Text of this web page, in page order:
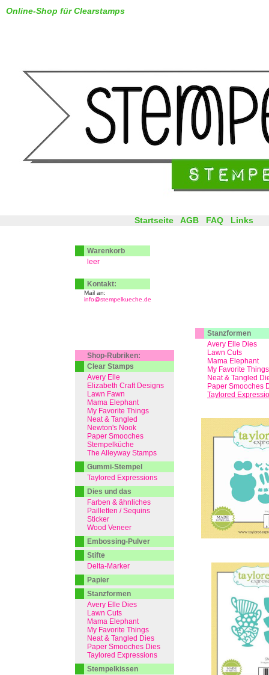
Online-Shop für Clearstamps
Stanzformen
Avery Elle Dies
Lawn Cuts
Mama Elephant
My Favorite Things
Neat & Tangled
Paper Smooches
Taylored
Startseite AGB FAQ Links
Warenkorb
leer
Kontakt:
Mail an:
info@stempelkueche.de
Shop-Rubriken:
Clear Stamps
Avery Elle
Elizabeth Craft Designs
Lawn Fawn
Mama Elephant
My Favorite Things
Neat & Tangled
Newton's Nook
Paper Smooches
Stempelküche
The Alleyway Stamps
Gummi-Stempel
Taylored Expressions
Dies und das
Farben & ähnliches
Pailletten / Sequins
Sticker
Wood Veneer
Embossing-Pulver
Stifte
Delta-Marker
Papier
Stanzformen
Avery Elle Dies
Lawn Cuts
Mama Elephant
My Favorite Things
Neat & Tangled Dies
Paper Smooches Dies
Taylored Expressions
Stempelkissen